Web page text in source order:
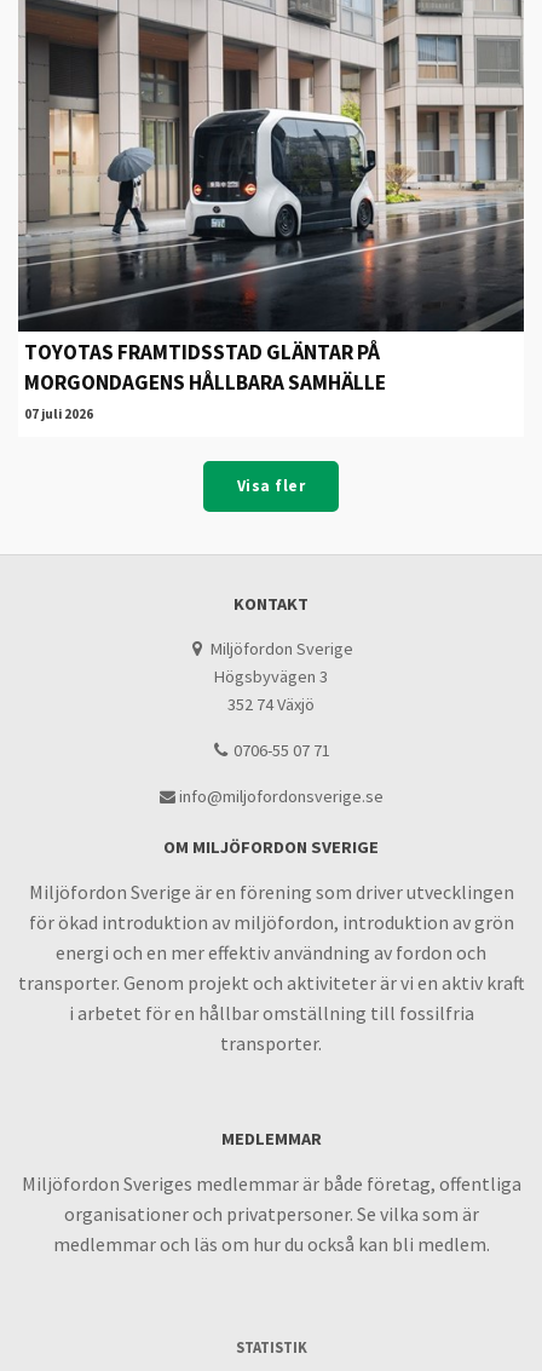
TOYOTAS FRAMTIDSSTAD GLÄNTAR PÅ
MORGONDAGENS HÅLLBARA SAMHÄLLE
07 juli 2026
Visa fler
KONTAKT
Miljöfordon Sverige
Högsbyvägen 3
352 74 Växjö
0706-55 07 71
info@miljofordonsverige.se
OM MILJÖFORDON SVERIGE
Miljöfordon Sverige är en förening som driver utvecklingen
för ökad introduktion av miljöfordon, introduktion av grön
energi och en mer effektiv användning av fordon och
transporter. Genom projekt och aktiviteter är vi en aktiv kraft
i arbetet för en hållbar omställning till fossilfria
transporter.
MEDLEMMAR
Miljöfordon Sveriges medlemmar är både företag, offentliga
organisationer och privatpersoner. Se vilka som är
medlemmar och läs om hur du också kan bli medlem.
STATISTIK